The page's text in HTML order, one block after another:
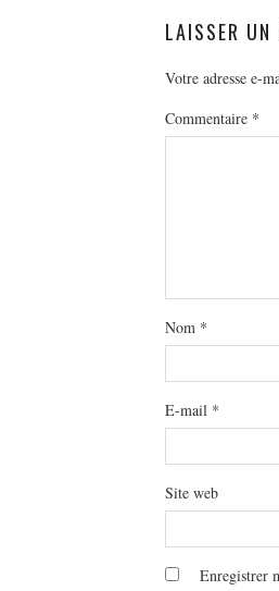
LAISSER UN
Votre adresse e-
Commentaire *
Nom *
E-mail *
Site web
Enregistrer